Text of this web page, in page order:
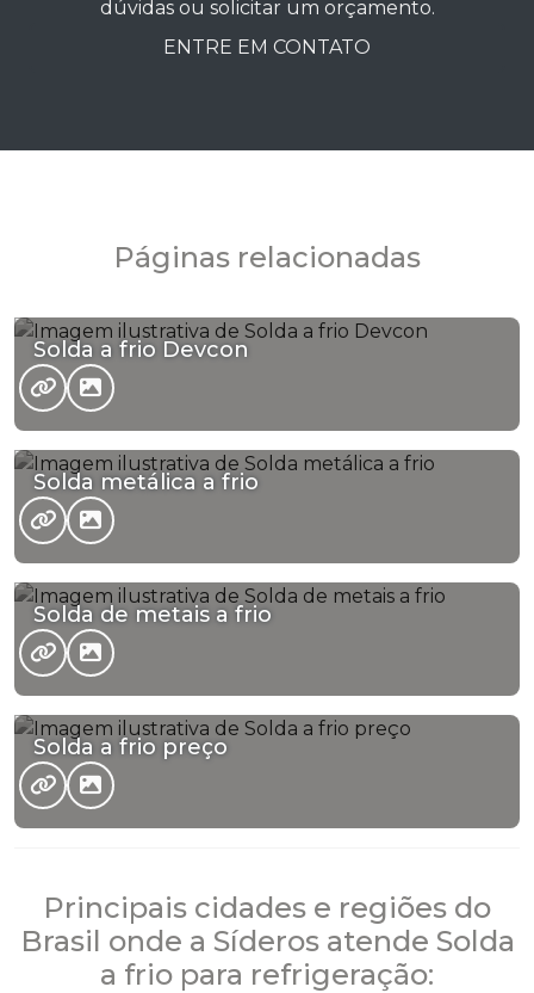
dúvidas ou solicitar um orçamento.
ENTRE EM CONTATO
Páginas relacionadas
Solda a frio Devcon
Solda metálica a frio
Solda de metais a frio
Solda a frio preço
Principais cidades e regiões do
Brasil onde a Síderos atende Solda
a frio para refrigeração: